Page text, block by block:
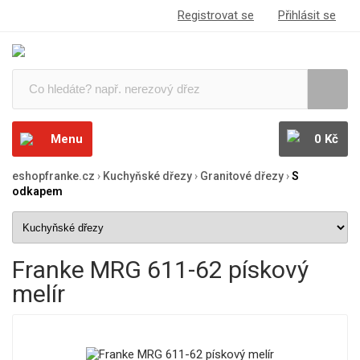
Registrovat se Přihlásit se
Menu 0 Kč
eshopfranke.cz › Kuchyňské dřezy› Granitové dřezy›S
odkapem
Franke MRG 611-62 pískový
melír